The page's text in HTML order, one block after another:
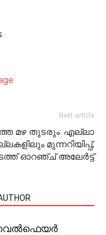
Next article
മഴ തുടരും: എല്ലാ
മുന്നറിയിപ്പ്,
ഓറഞ്ച് അലേര്‍ട്ട്